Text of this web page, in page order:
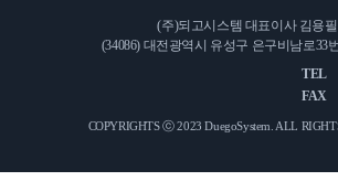
채
용
는
길
(주)되고시스템 대표이사 김용필
(34086) 대전광역시 유성구 은구비남로33
TEL
FAX
COPYRIGHTS ⓒ 2023 DuegoSystem. ALL